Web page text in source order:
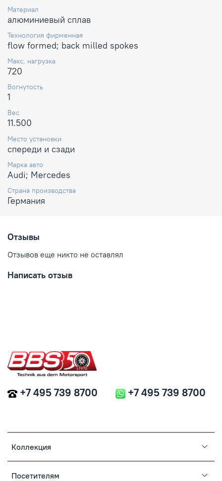
Материал
алюминиевый сплав
Технология фирменная
flow formed; back milled spokes
Макс. нагрузка
720
Вогнутость
1
Вес
11.500
Место установки
спереди и сзади
Марка авто
Audi; Mercedes
Страна производства
Германия
Отзывы
Отзывов еще никто не оставлял
Написать отзыв
Коллекция
Посетителям
+7 495 739 8700 +7 495 739 8700